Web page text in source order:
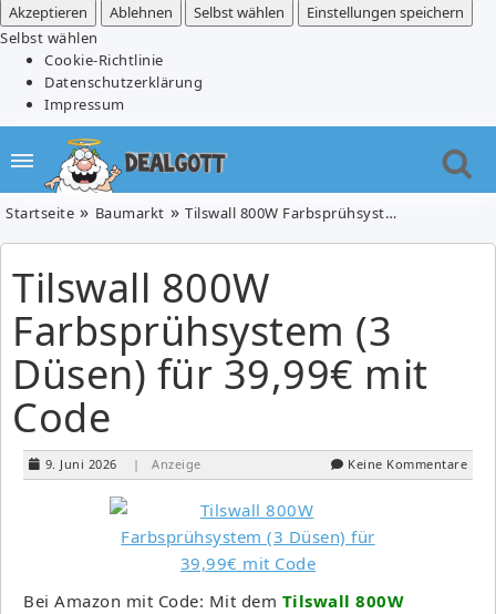
Akzeptieren
Ablehnen Selbst wählen
Einstellungen speichern
Selbst wählen
Cookie-Richtlinie
Datenschutzerklärung
Impressum
Startseite Baumarkt Tilswall 800W Farbsprühsystem (3 Düsen) für 39,99€ mit Code
Tilswall 800W
Farbsprühsystem (3
Düsen) für 39,99€ mit
Code
9. Juni 2026 | Anzeige Keine Kommentare
Bei Amazon mit Code: Mit dem Tilswall 800W